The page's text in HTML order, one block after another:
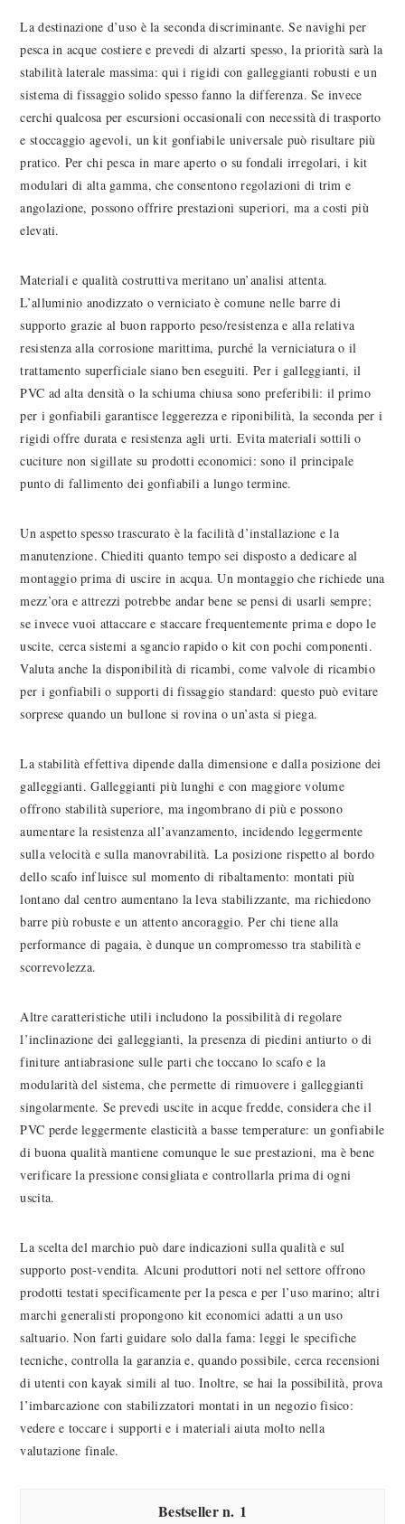
La destinazione d’uso è la seconda discriminante. Se navighi per
pesca in acque costiere e prevedi di alzarti spesso, la priorità sarà la
stabilità laterale massima: qui i rigidi con galleggianti robusti e un
sistema di fissaggio solido spesso fanno la differenza. Se invece
cerchi qualcosa per escursioni occasionali con necessità di trasporto
e stoccaggio agevoli, un kit gonfiabile universale può risultare più
pratico. Per chi pesca in mare aperto o su fondali irregolari, i kit
modulari di alta gamma, che consentono regolazioni di trim e
angolazione, possono offrire prestazioni superiori, ma a costi più
elevati.
Materiali e qualità costruttiva meritano un’analisi attenta.
L’alluminio anodizzato o verniciato è comune nelle barre di
supporto grazie al buon rapporto peso/resistenza e alla relativa
resistenza alla corrosione marittima, purché la verniciatura o il
trattamento superficiale siano ben eseguiti. Per i galleggianti, il
PVC ad alta densità o la schiuma chiusa sono preferibili: il primo
per i gonfiabili garantisce leggerezza e riponibilità, la seconda per i
rigidi offre durata e resistenza agli urti. Evita materiali sottili o
cuciture non sigillate su prodotti economici: sono il principale
punto di fallimento dei gonfiabili a lungo termine.
Un aspetto spesso trascurato è la facilità d’installazione e la
manutenzione. Chiediti quanto tempo sei disposto a dedicare al
montaggio prima di uscire in acqua. Un montaggio che richiede una
mezz’ora e attrezzi potrebbe andar bene se pensi di usarli sempre;
se invece vuoi attaccare e staccare frequentemente prima e dopo le
uscite, cerca sistemi a sgancio rapido o kit con pochi componenti.
Valuta anche la disponibilità di ricambi, come valvole di ricambio
per i gonfiabili o supporti di fissaggio standard: questo può evitare
sorprese quando un bullone si rovina o un’asta si piega.
La stabilità effettiva dipende dalla dimensione e dalla posizione dei
galleggianti. Galleggianti più lunghi e con maggiore volume
offrono stabilità superiore, ma ingombrano di più e possono
aumentare la resistenza all’avanzamento, incidendo leggermente
sulla velocità e sulla manovrabilità. La posizione rispetto al bordo
dello scafo influisce sul momento di ribaltamento: montati più
lontano dal centro aumentano la leva stabilizzante, ma richiedono
barre più robuste e un attento ancoraggio. Per chi tiene alla
performance di pagaia, è dunque un compromesso tra stabilità e
scorrevolezza.
Altre caratteristiche utili includono la possibilità di regolare
l’inclinazione dei galleggianti, la presenza di piedini antiurto o di
finiture antiabrasione sulle parti che toccano lo scafo e la
modularità del sistema, che permette di rimuovere i galleggianti
singolarmente. Se prevedi uscite in acque fredde, considera che il
PVC perde leggermente elasticità a basse temperature: un gonfiabile
di buona qualità mantiene comunque le sue prestazioni, ma è bene
verificare la pressione consigliata e controllarla prima di ogni
uscita.
La scelta del marchio può dare indicazioni sulla qualità e sul
supporto post-vendita. Alcuni produttori noti nel settore offrono
prodotti testati specificamente per la pesca e per l’uso marino; altri
marchi generalisti propongono kit economici adatti a un uso
saltuario. Non farti guidare solo dalla fama: leggi le specifiche
tecniche, controlla la garanzia e, quando possibile, cerca recensioni
di utenti con kayak simili al tuo. Inoltre, se hai la possibilità, prova
l’imbarcazione con stabilizzatori montati in un negozio fisico:
vedere e toccare i supporti e i materiali aiuta molto nella
valutazione finale.
1